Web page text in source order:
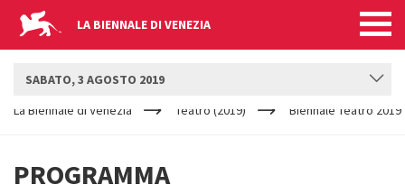
LA BIENNALE DI VENEZIA
ARE
La Biennale di Venezia Teatro (2019) Biennale Teatro 2019
PROGRAMMA
SABATO, 3 AGOSTO 2019